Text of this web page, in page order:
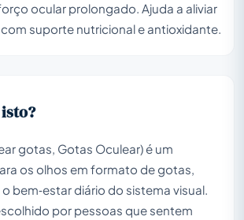
ocular prolongado. Ajuda a aliviar
suporte nutricional e antioxidante.
isto?
gotas, Gotas Oculear) é um
os olhos em formato de gotas,
bem‑estar diário do sistema visual.
por pessoas que sentem